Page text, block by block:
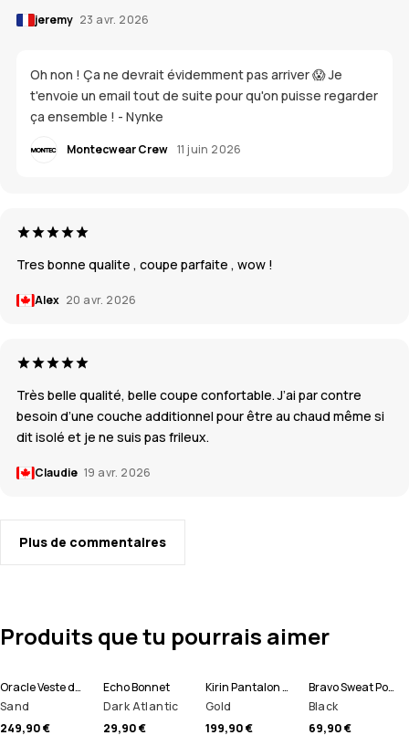
jeremy 23 avr. 2026
Oh non ! Ça ne devrait évidemment pas arriver 😱 Je
t'envoie un email tout de suite pour qu'on puisse regarder
ça ensemble ! - Nynke
Montecwear Crew 11 juin 2026
Tres bonne qualite , coupe parfaite , wow !
Alex 20 avr. 2026
Très belle qualité, belle coupe confortable. J’ai par contre
besoin d’une couche additionnel pour être au chaud même si
dit isolé et je ne suis pas frileux.
Claudie 19 avr. 2026
Plus de commentaires
Produits que tu pourrais aimer
Oracle Veste de Ski Homme
Sand
249,90 €
Echo Bonnet
Dark Atlantic
29,90 €
Kirin Pantalon de Ski Homme
Gold
199,90 €
Bravo Sweat Polaire Homme
Black
69,90 €